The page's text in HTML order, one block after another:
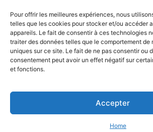
Pour offrir les meilleures expériences, nous
telles que les cookies pour stocker et/ou accéder
appareils. Le fait de consentir à ces technologies
traiter des données telles que le comportement de
uniques sur ce site. Le fait de ne pas consentir ou
consentement peut avoir un effet négatif sur
et fonctions.
Accepter
Home
Accueil Economie Entreprises
HIGH-TECH Auto-Moto
© Challenges.tn By